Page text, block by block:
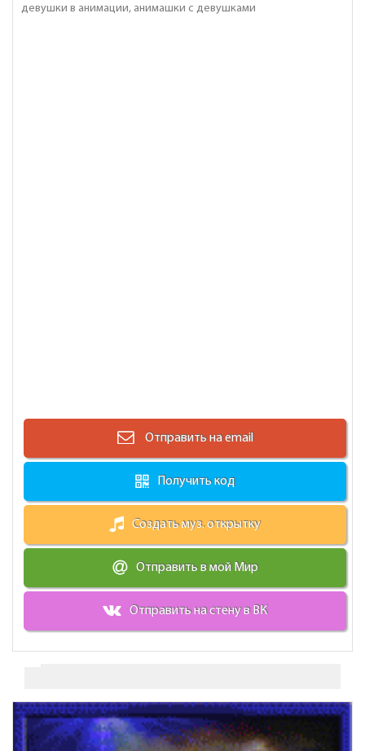
девушки в анимации, анимашки с девушками
Отправить на email
Получить код
Создать муз. открытку
Отправить в мой Мир
Отправить на стену в ВК